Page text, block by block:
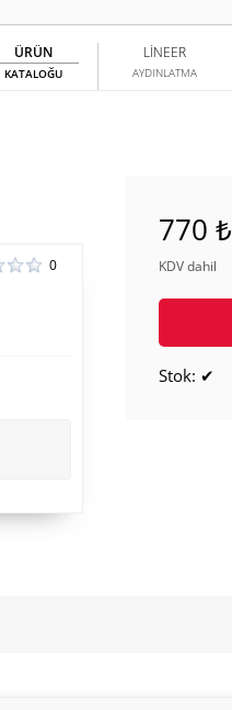
LINEER
AYDINLATMA
ÜRÜN
KATALOĞU
0
770 ₺
KDV dahil
Stok: ✔